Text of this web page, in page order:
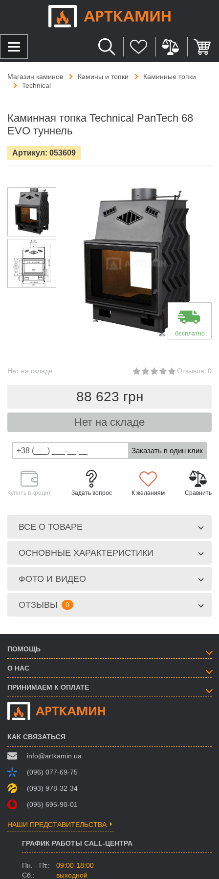
Магазин каминов Камины и топки
Каминные топки
Technical
Каминная топка Technical PanTech 68
EVO туннель
Артикул: 053609
бесплатно
Нет на складе Отзывов: 0
88 623 грн
Нет на складе
Купить в кредит Задать вопрос К желаниям Сравнить
ВСЕ О ТОВАРЕ
ОСНОВНЫЕ ХАРАКТЕРИСТИКИ
ФОТО И ВИДЕО
ОТЗЫВЫ 0
ПОМОЩЬ
О НАС
ПРИНИМАЕМ К ОПЛАТЕ
КАК СВЯЗАТЬСЯ
info@artkamin.ua
(096) 077-69-75
(093) 978-32-34
(095) 695-90-01
НАШИ ПРЕДСТАВИТЕЛЬСТВА
ГРАФИК РАБОТЫ CALL-ЦЕНТРА
Пн. - Пт.:
09:00-18:00
Сб.:
выходной